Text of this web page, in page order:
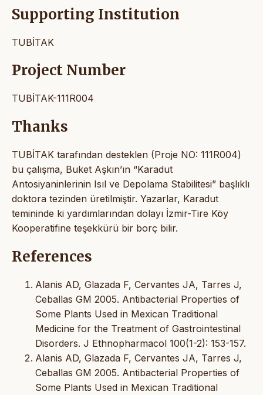
Supporting Institution
TUBİTAK
Project Number
TUBİTAK-111R004
Thanks
TUBİTAK tarafından desteklen (Proje NO: 111R004)
bu çalışma, Buket Aşkın’ın “Karadut
Antosiyaninlerinin Isıl ve Depolama Stabilitesi” başlıklı
doktora tezinden üretilmiştir. Yazarlar, Karadut
temininde ki yardımlarından dolayı İzmir-Tire Köy
Kooperatifine teşekkürü bir borç bilir.
References
Alanis AD, Glazada F, Cervantes JA, Tarres J,
Ceballas GM 2005. Antibacterial Properties of
Some Plants Used in Mexican Traditional
Medicine for the Treatment of Gastrointestinal
Disorders. J Ethnopharmacol 100(1-2): 153-157.
Alanis AD, Glazada F, Cervantes JA, Tarres J,
Ceballas GM 2005. Antibacterial Properties of
Some Plants Used in Mexican Traditional